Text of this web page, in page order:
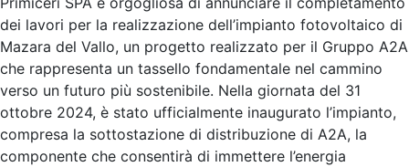
dei lavori per la realizzazione dell’impianto fotovoltaico di
Mazara del Vallo, un progetto realizzato per il Gruppo A2A
che rappresenta un tassello fondamentale nel cammino
verso un futuro più sostenibile. Nella giornata del 31
ottobre 2024, è stato ufficialmente inaugurato l’impianto,
compresa la sottostazione di distribuzione di A2A, la
componente che consentirà di immettere l’energia